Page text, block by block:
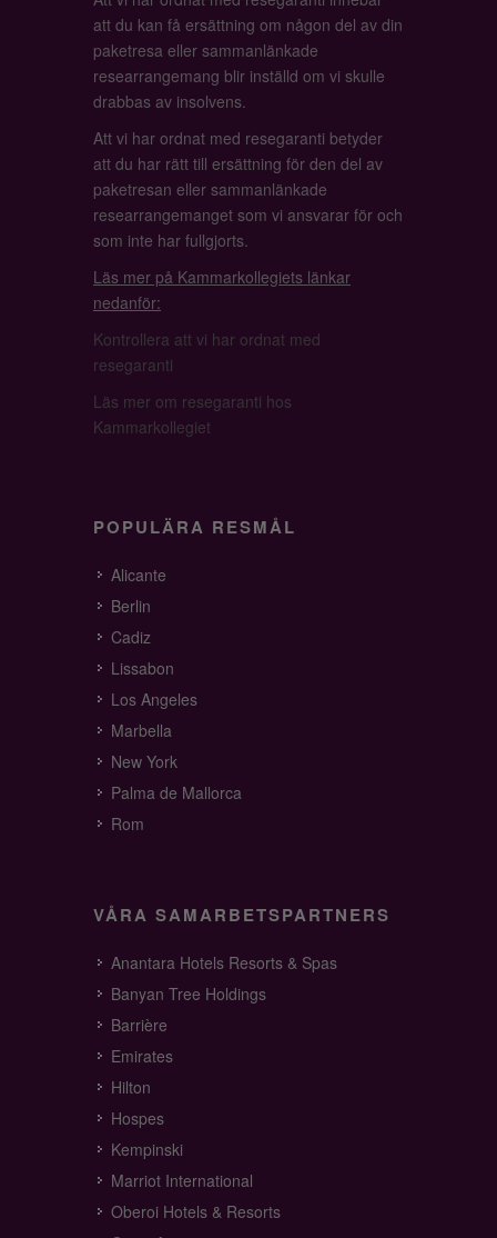
att du kan få ersättning om någon del av din
paketresa eller sammanlänkade
researrangemang blir inställd om vi skulle
drabbas av insolvens.
Att vi har ordnat med resegaranti betyder
att du har rätt till ersättning för den del av
paketresan eller sammanlänkade
researrangemanget som vi ansvarar för och
som inte har fullgjorts.
Läs mer på Kammarkollegiets länkar
nedanför:
Kontrollera att vi har ordnat med
resegaranti
Läs mer om resegaranti hos
Kammarkollegiet
POPULÄRA RESMÅL
Alicante
Berlin
Cadiz
Lissabon
Los Angeles
Marbella
New York
Palma de Mallorca
Rom
VÅRA SAMARBETSPARTNERS
Anantara Hotels Resorts & Spas
Banyan Tree Holdings
Barrière
Emirates
Hilton
Hospes
Kempinski
Marriot International
Oberoi Hotels & Resorts